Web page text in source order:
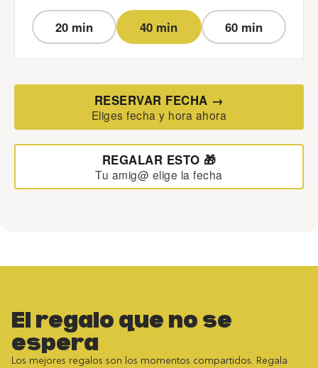
20 min 40 min 60 min
RESERVAR FECHA →
Eliges fecha y hora ahora
REGALAR ESTO 🎁
Tu amig@ elige la fecha
El regalo que no se
espera
Los mejores regalos son los momentos compartidos. Regala